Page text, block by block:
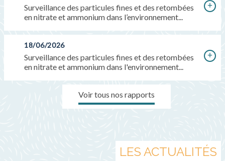
Surveillance des particules fines et des retombées
en nitrate et ammonium dans l’environnement...
18/06/2026
Surveillance des particules fines et des retombées
en nitrate et ammonium dans l'environnement...
Voir tous nos rapports
LES ACTUALITÉS